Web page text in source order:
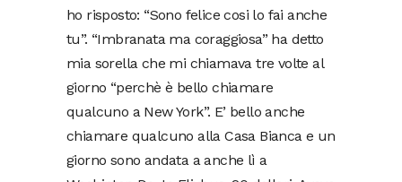
ho risposto: “Sono felice cosi lo fai anche
tu”. “Imbranata ma coraggiosa” ha detto
mia sorella che mi chiamava tre volte al
giorno “perchè è bello chiamare
qualcuno a New York”. E’ bello anche
chiamare qualcuno alla Casa Bianca e un
giorno sono andata a anche lì a